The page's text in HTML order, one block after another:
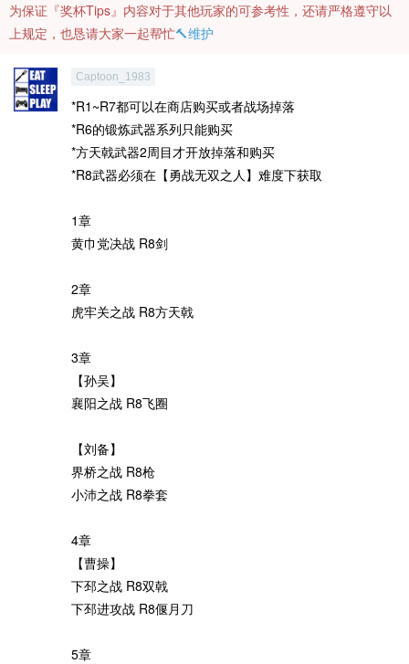
为保证『奖杯Tips』内容对于其他玩家的可参考性，还请严格遵守以
上规定，也恳请大家一起帮忙🔨维护
Captoon_1983
*R1~R7都可以在商店购买或者战场掉落
*R6的锻炼武器系列只能购买
*方天戟武器2周目才开放掉落和购买
*R8武器必须在【勇战无双之人】难度下获取
1章
黄巾党决战 R8剑
2章
虎牢关之战 R8方天戟
3章
【孙吴】
襄阳之战 R8飞圈
【刘备】
界桥之战 R8枪
小沛之战 R8拳套
4章
【曹操】
下邳之战 R8双戟
下邳进攻战 R8偃月刀
5章